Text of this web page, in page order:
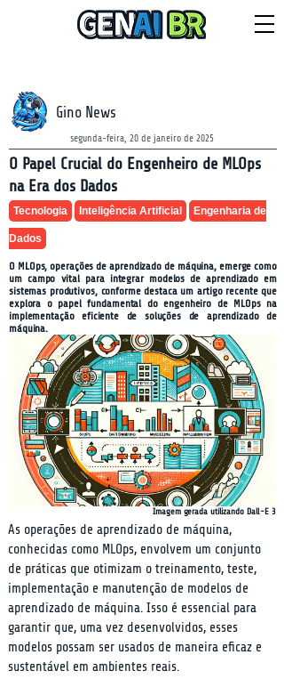
Gino News
segunda-feira, 20 de janeiro de 2025
O Papel Crucial do Engenheiro de MLOps
na Era dos Dados
Tecnologia Inteligência Artificial Engenharia de
Dados
O MLOps, operações de aprendizado de máquina, emerge como
um campo vital para integrar modelos de aprendizado em
sistemas produtivos, conforme destaca um artigo recente que
explora o papel fundamental do engenheiro de MLOps na
implementação eficiente de soluções de aprendizado de
máquina.
Imagem gerada utilizando Dall-E 3
As operações de aprendizado de máquina,
conhecidas como MLOps, envolvem um conjunto
de práticas que otimizam o treinamento, teste,
implementação e manutenção de modelos de
aprendizado de máquina. Isso é essencial para
garantir que, uma vez desenvolvidos, esses
modelos possam ser usados de maneira eficaz e
sustentável em ambientes reais.